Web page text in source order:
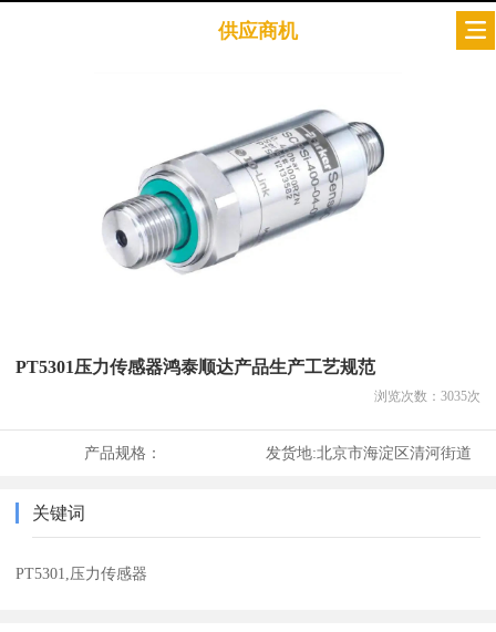
供应商机
PT5301压力传感器鸿泰顺达产品生产工艺规范
浏览次数： 3035次
产品规格： 发货地:北京市海淀区清河街道
关键词
PT5301,压力传感器